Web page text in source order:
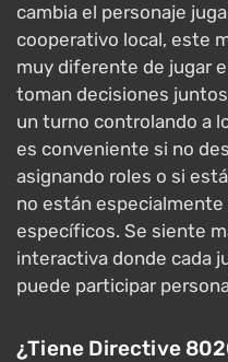
cambia el personaje
cooperativo local, este
muy diferente de jugar
toman decisiones
un turno controlando a
es conveniente si no
asignando roles o si
no están especialmente
específicos. Se siente
interactiva donde cada
puede participar
¿Tiene Directive